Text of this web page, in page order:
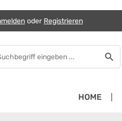
springen
springen
Hauptnavigation springen
oder Registrieren
HOME